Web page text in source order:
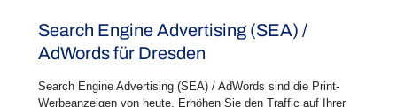
Search Engine Advertising (SEA) /
AdWords für Dresden
Search Engine Advertising (SEA) / AdWords sind die Print-
Werbeanzeigen von heute. Erhöhen Sie den Traffic auf Ihrer